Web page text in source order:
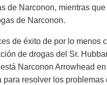
de Narconon, mientras
de Narconon.
de éxito de por lo menos
de drogas del Sr.
Narconon Arrowhead
para resolver los